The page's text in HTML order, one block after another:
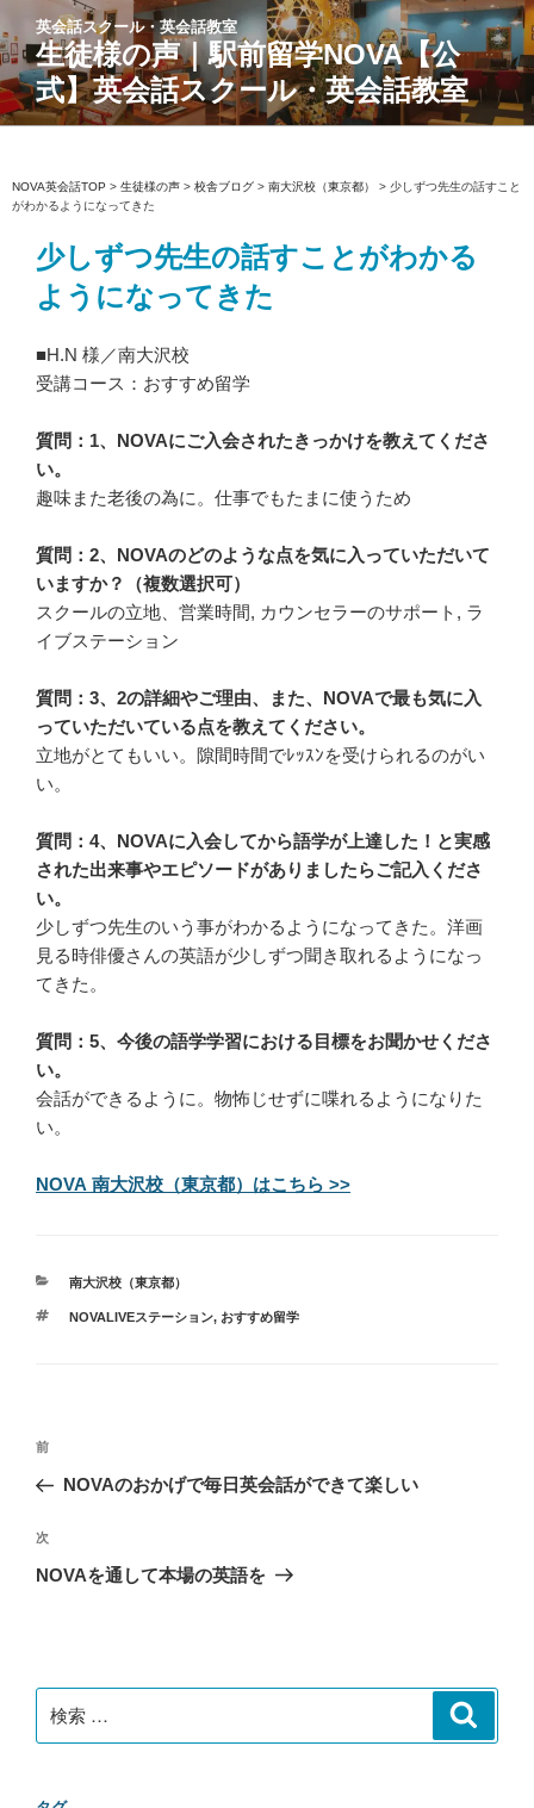
ン
テ
ン
ツ
ス
キ
英会話スクール・英会話教室
生徒様の声｜駅前留学NOVA【公
式】英会話スクール・英会話教室
NOVA英会話TOP > 生徒様の声 > 校舎ブログ > 南大沢校（東京都） > 少しずつ先生の話すこと
がわかるようになってきた
少しずつ先生の話すことがわかる
ようになってきた
■H.N 様／南大沢校
受講コース：おすすめ留学
質問：1、NOVAにご入会されたきっかけを教えてくださ
い。
趣味また老後の為に。仕事でもたまに使うため
質問：2、NOVAのどのような点を気に入っていただいて
いますか？（複数選択可）
スクールの立地、営業時間, カウンセラーのサポート, ラ
イブステーション
質問：3、2の詳細やご理由、また、NOVAで最も気に入
っていただいている点を教えてください。
立地がとてもいい。隙間時間でﾚｯｽﾝを受けられるのがい
い。
質問：4、NOVAに入会してから語学が上達した！と実感
された出来事やエピソードがありましたらご記入くださ
い。
少しずつ先生のいう事がわかるようになってきた。洋画
見る時俳優さんの英語が少しずつ聞き取れるようになっ
てきた。
質問：5、今後の語学学習における目標をお聞かせくださ
い。
会話ができるように。物怖じせずに喋れるようになりた
い。
NOVA 南大沢校（東京都）はこちら >>
カ
ゴ
南大沢校（東京都）
タ
NOVALIVEステーション, おすすめ留学
投
ナ
ビ
ゲ
ン
過
去
投
前
NOVAのおかげで毎日英会話ができて楽しい
次
の
次
NOVAを通して本場の英語を
索: